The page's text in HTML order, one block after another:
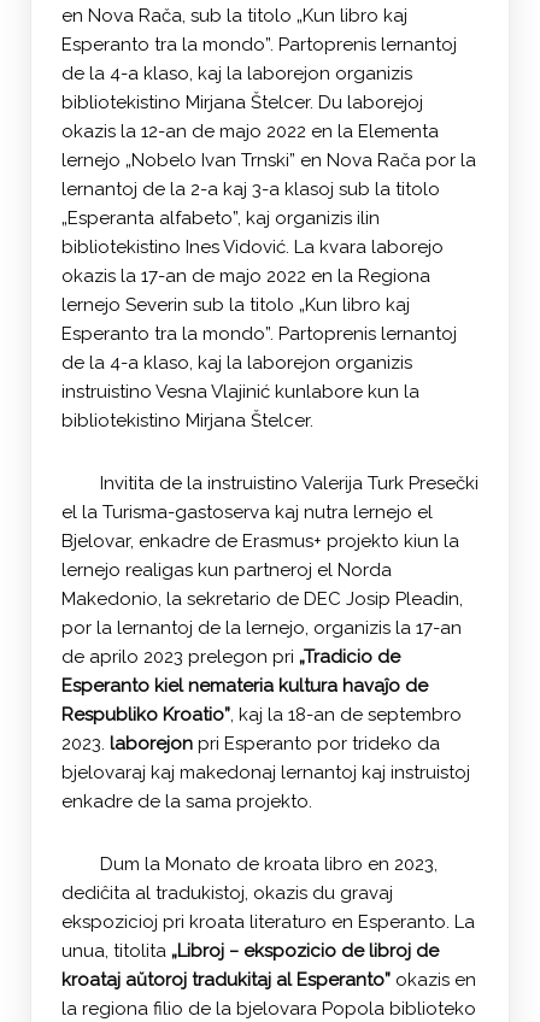
en Nova Rača, sub la titolo „Kun libro kaj
Esperanto tra la mondo”. Partoprenis lernantoj
de la 4-a klaso, kaj la laborejon organizis
bibliotekistino Mirjana Štelcer. Du laborejoj
okazis la 12-an de majo 2022 en la Elementa
lernejo „Nobelo Ivan Trnski” en Nova Rača por la
lernantoj de la 2-a kaj 3-a klasoj sub la titolo
„Esperanta alfabeto”, kaj organizis ilin
bibliotekistino Ines Vidović. La kvara laborejo
okazis la 17-an de majo 2022 en la Regiona
lernejo Severin sub la titolo „Kun libro kaj
Esperanto tra la mondo”. Partoprenis lernantoj
de la 4-a klaso, kaj la laborejon organizis
instruistino Vesna Vlajinić kunlabore kun la
bibliotekistino Mirjana Štelcer.
Invitita de la instruistino Valerija Turk Presečki
el la Turisma-gastoserva kaj nutra lernejo el
Bjelovar, enkadre de Erasmus+ projekto kiun la
lernejo realigas kun partneroj el Norda
Makedonio, la sekretario de DEC Josip Pleadin,
por la lernantoj de la lernejo, organizis la 17-an
de aprilo 2023 prelegon pri „Tradicio de
Esperanto kiel nemateria kultura havaĵo de
Respubliko Kroatio”, kaj la 18-an de septembro
2023. laborejon pri Esperanto por trideko da
bjelovaraj kaj makedonaj lernantoj kaj instruistoj
enkadre de la sama projekto.
Dum la Monato de kroata libro en 2023,
dediĉita al tradukistoj, okazis du gravaj
ekspozicioj pri kroata literaturo en Esperanto. La
unua, titolita „Libroj − ekspozicio de libroj de
kroataj aŭtoroj tradukitaj al Esperanto” okazis en
la regiona filio de la bjelovara Popola biblioteko